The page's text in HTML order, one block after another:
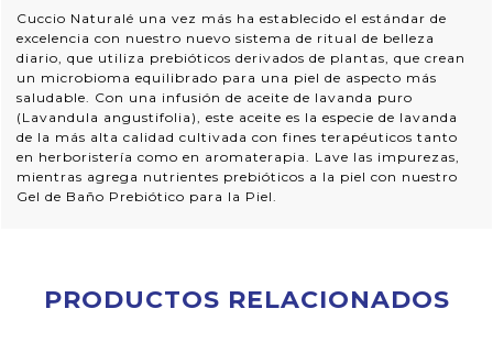
Cuccio Naturalé una vez más ha establecido el estándar de
excelencia con nuestro nuevo sistema de ritual de belleza
diario, que utiliza prebióticos derivados de plantas, que crean
un microbioma equilibrado para una piel de aspecto más
saludable. Con una infusión de aceite de lavanda puro
(Lavandula angustifolia), este aceite es la especie de lavanda
de la más alta calidad cultivada con fines terapéuticos tanto
en herboristería como en aromaterapia. Lave las impurezas,
mientras agrega nutrientes prebióticos a la piel con nuestro
Gel de Baño Prebiótico para la Piel.
PRODUCTOS RELACIONADOS